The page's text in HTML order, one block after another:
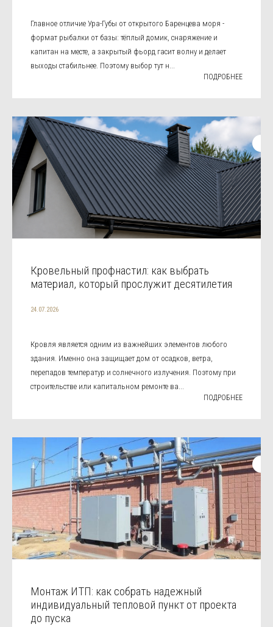
Главное отличие Ура-Губы от открытого Баренцева моря -
формат рыбалки от базы: тёплый домик, снаряжение и
капитан на месте, а закрытый фьорд гасит волну и делает
выходы стабильнее. Поэтому выбор тут н...
ПОДРОБНЕЕ
Кровельный профнастил: как выбрать
материал, который прослужит десятилетия
24.07.2026
Кровля является одним из важнейших элементов любого
здания. Именно она защищает дом от осадков, ветра,
перепадов температур и солнечного излучения. Поэтому при
строительстве или капитальном ремонте ва...
ПОДРОБНЕЕ
Монтаж ИТП: как собрать надежный
индивидуальный тепловой пункт от проекта
до пуска